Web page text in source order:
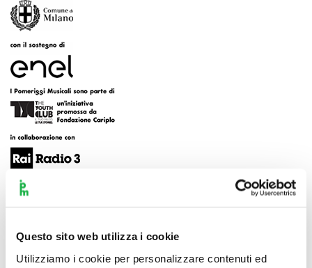
Questo sito web utilizza i cookie
Utilizziamo i cookie per personalizzare contenuti ed